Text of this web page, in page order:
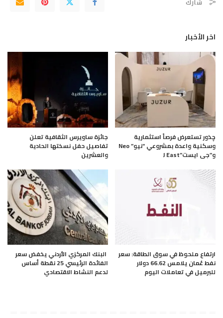
اخر الأخبار
چذور تستعرض فرصاً استثمارية
وسكنية واعدة بمشروعي “نيو” Neo
و”جى ايست”J East
جائزة ساويرس الثقافية تعلن
تفاصيل حفل نسختها الحادية
والعشرين
ارتفاع ملحوظ في سوق الطاقة: سعر
نفط عُمان يلامس 66.62 دولار
للبرميل في تعاملات اليوم
البنك المركزي الأردني يخفض سعر
الفائدة الرئيسي 25 نقطة أساس
لدعم النشاط الاقتصادي